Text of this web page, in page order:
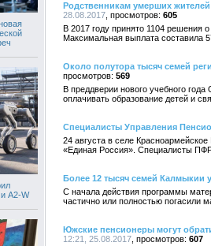
A2-W
Родственникам умерших
28.08.2017
605
В 2017 году принято 1104 решения
Максимальная выплата составила
Около полутора тысяч семей
569
В преддверии нового учебного
оплачивать образование детей и
Специалисты Управления
24 августа в селе
«Единая Россия». Специалисты
Более 12 тысяч семей Калмыкии
С начала действия программы
частично или полностью погасили
Южские пенсионеры могут
12:21, 25.08.2017
607